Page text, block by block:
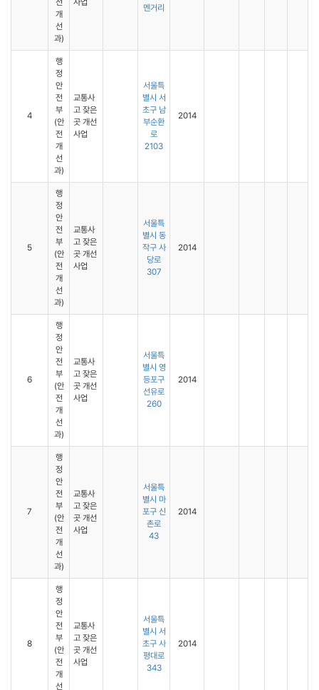
전
개
선
과)
사업
멘거리
4
행
정
안
전
부
(안
전
개
선
과)
교통사
고 잦은
곳 개선
사업
서울특
별시 서
초구 남
부순환
로
2103
2014
5
행
정
안
전
부
(안
전
개
선
과)
교통사
고 잦은
곳 개선
사업
서울특
별시 동
작구 사
당로
307
2014
6
행
정
안
전
부
(안
전
개
선
과)
교통사
고 잦은
곳 개선
사업
서울특
별시 영
등포구
선유로
260
2014
7
행
정
안
전
부
(안
전
개
선
과)
교통사
고 잦은
곳 개선
사업
서울특
별시 마
포구 신
촌로
43
2014
8
행
정
안
전
부
(안
전
개
선
교통사
고 잦은
곳 개선
사업
서울특
별시 서
초구 사
평대로
343
2014